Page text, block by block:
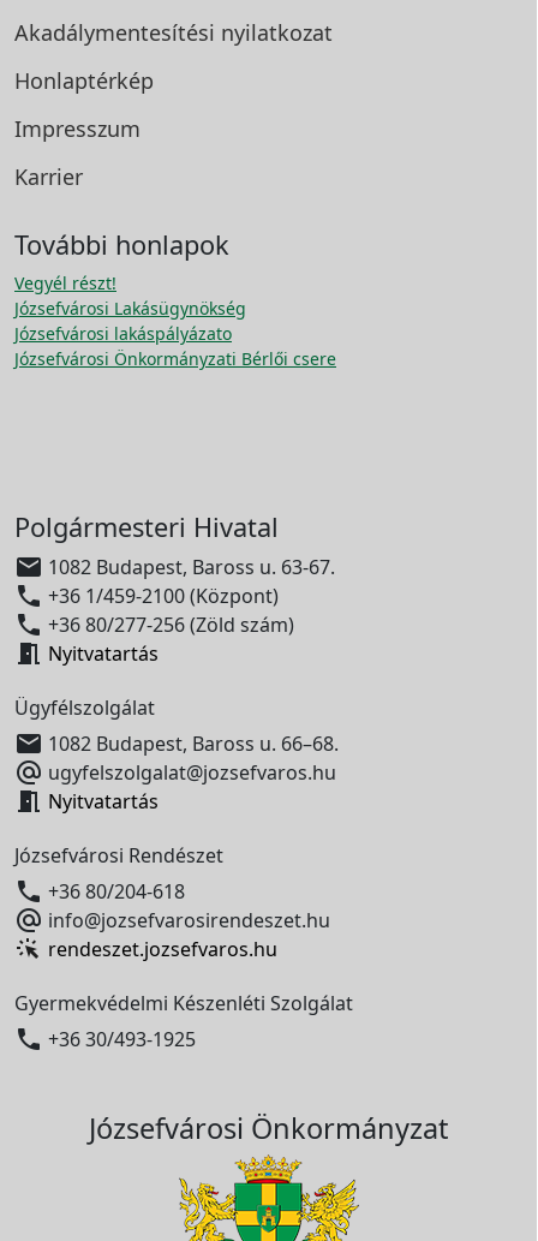
Akadálymentesítési nyilatkozat
Honlaptérkép
Impresszum
Karrier
További honlapok
Vegyél részt!
Józsefvárosi Lakásügynökség
Józsefvárosi lakáspályázato
Józsefvárosi Önkormányzati Bérlői csere
Polgármesteri Hivatal
 1082 Budapest, Baross u. 63-67.
 +36 1/459-2100 (Központ)
 +36 80/277-256 (Zöld szám)
 Nyitvatartás
Ügyfélszolgálat
 1082 Budapest, Baross u. 66–68.
 ugyfelszolgalat@jozsefvaros.hu
 Nyitvatartás
Józsefvárosi Rendészet
 +36 80/204-618
 info@jozsefvarosirendeszet.hu
rendeszet.jozsefvaros.hu
Gyermekvédelmi Készenléti Szolgálat
 +36 30/493-1925
Józsefvárosi Önkormányzat